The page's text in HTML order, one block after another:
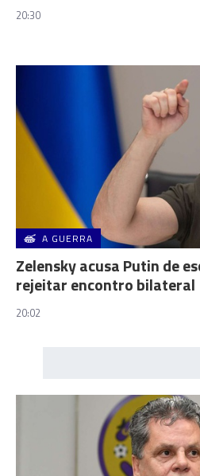
20:30
A GUERRA
Zelensky acusa Putin de
rejeitar encontro bilateral
20:02